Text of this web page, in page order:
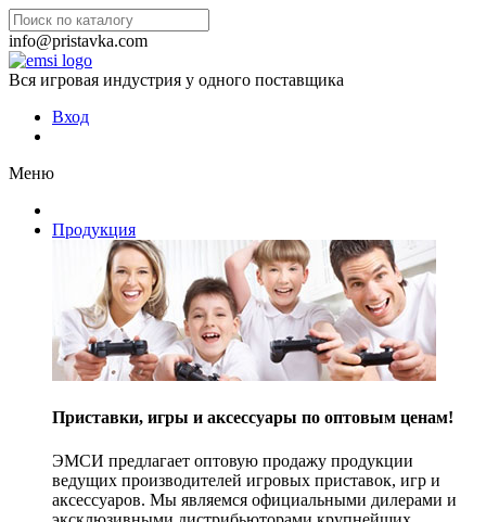
info@pristavka.com
Вся игровая индустрия у одного поставщика
Вход
Меню
Продукция
Приставки, игры и аксессуары по оптовым ценам!
ЭМСИ предлагает оптовую продажу продукции
ведущих производителей игровых приставок, игр и
аксессуаров. Мы являемся официальными дилерами и